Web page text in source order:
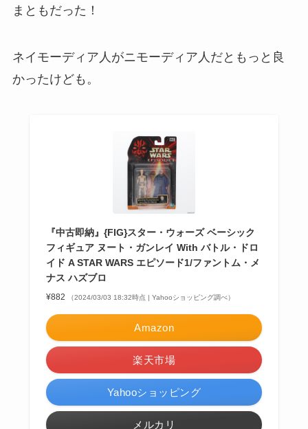
まともだった！
ネイモーディア人がニモーディア人だともっと良
かったけども。
『中古即納』{FIG}スター・ウォーズ ベーシック
フィギュア ヌート・ガンレイ With バトル・ドロ
イド A STAR WARS エピソード1/ファントム・メ
ナス ハズブロ
¥882 （2024/03/03 18:32時点 | Yahooショッピング調べ）
Amazon
楽天市場
Yahooショッピング
メルカリ